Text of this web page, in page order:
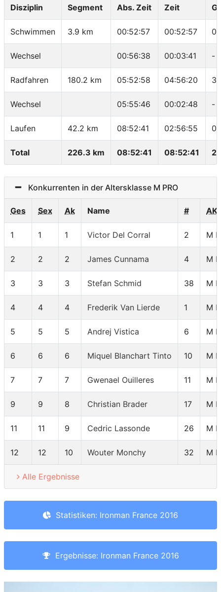
Disziplin Segment Abs. Zeit Zeit
Schwimmen 3.9 km 00:52:57 00:52:57
Wechsel 00:56:38 00:03:41 -
Radfahren 180.2 km 05:52:58 04:56:20
Wechsel 05:55:46 00:02:48 -
Laufen 42.2 km 08:52:41 02:56:55
Total 226.3 km 08:52:41 08:52:41
Konkurrenten in der Altersklasse M PRO
Ges Sex Ak Name # AK
1 1 1 Victor Del Corral 2 M
2 2 2 James Cunnama 4 M
3 3 3 Stefan Schmid 38 M
4 4 4 Frederik Van Lierde 1 M
5 5 5 Andrej Vistica 6 M
6 6 6 Miquel Blanchart Tinto 10 M
7 7 7 Gwenael Ouilleres 11 M
9 9 8 Christian Brader 17 M
11 11 9 Cedric Lassonde 26 M
12 12 10 Wouter Monchy 32 M
Alle Ergebnisse
Statistiken: Ironman France 2016
Ergebnisse: Ironman France 2016